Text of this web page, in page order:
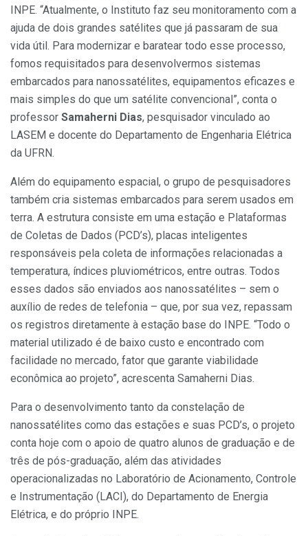
INPE. “Atualmente, o Instituto faz seu monitoramento com a
ajuda de dois grandes satélites que já passaram de sua
vida útil. Para modernizar e baratear todo esse processo,
fomos requisitados para desenvolvermos sistemas
embarcados para nanossatélites, equipamentos eficazes e
mais simples do que um satélite convencional”, conta o
professor Samaherni Dias, pesquisador vinculado ao
LASEM e docente do Departamento de Engenharia Elétrica
da UFRN.
Além do equipamento espacial, o grupo de pesquisadores
também cria sistemas embarcados para serem usados em
terra. A estrutura consiste em uma estação e Plataformas
de Coletas de Dados (PCD’s), placas inteligentes
responsáveis pela coleta de informações relacionadas a
temperatura, índices pluviométricos, entre outras. Todos
esses dados são enviados aos nanossatélites – sem o
auxílio de redes de telefonia – que, por sua vez, repassam
os registros diretamente à estação base do INPE. “Todo o
material utilizado é de baixo custo e encontrado com
facilidade no mercado, fator que garante viabilidade
econômica ao projeto”, acrescenta Samaherni Dias.
Para o desenvolvimento tanto da constelação de
nanossatélites como das estações e suas PCD’s, o projeto
conta hoje com o apoio de quatro alunos de graduação e de
três de pós-graduação, além das atividades
operacionalizadas no Laboratório de Acionamento, Controle
e Instrumentação (LACI), do Departamento de Energia
Elétrica, e do próprio INPE.